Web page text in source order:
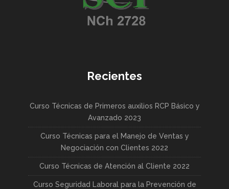
Recientes
Curso Técnicas de Primeros auxilios RCP Básico y
Avanzado 2023
Curso Técnicas para el Manejo de Ventas y
Negociación con Clientes 2022
Curso Técnicas de Atención al Cliente 2022
Curso Seguridad Laboral para la Prevención de